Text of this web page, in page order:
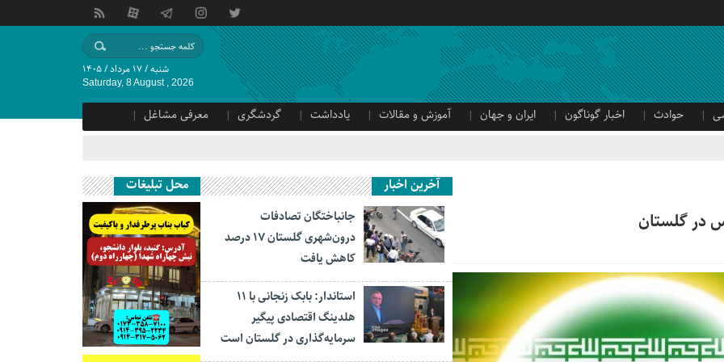
شنبه / ۱۷ مرداد / ۱۴۰۵
Saturday, 8 August , 2026
حوادث اخبار گوناگون ایران و جهان آموزش و مقالات یادداشت گردشگری
معرفی مشاغل
آخرین اخبار
جانباختگان تصادفات
درون‌شهری گلستان ۱۷ درصد
کاهش یافت
استاندار: بابک زنجانی با ۱۱
هلدینگ اقتصادی پیگیر
سرمایه‌گذاری در گلستان است
محل تبلیغات